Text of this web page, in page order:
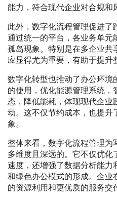
能力，符合现代企业对合规和
此外，数字化流程管理促进了
通过统一的平台，各业务单元
孤岛现象。特别是在多企业共
应显得尤为重要，有助于提升
数字化转型也推动了办公环境
的使用，优化能源管理系统，
态，降低能耗，体现现代企
动。这不仅节约成本，也提升
象。
整体来看，数字化流程管理为
多维度且深远的。它不仅优化
速度，还增强了数据分析能力
和绿色办公模式的形成。企业
的资源利用和更优质的服务交